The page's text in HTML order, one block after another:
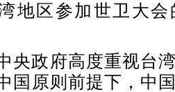
地区参加世卫大
央政府高度重视台
国原则前提下，中